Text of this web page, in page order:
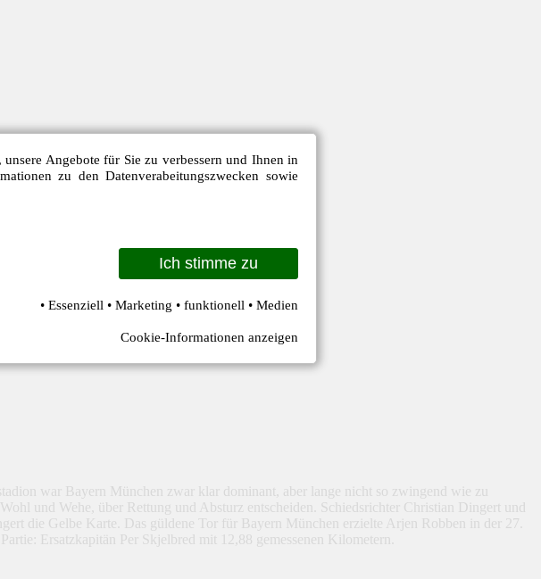
war Bayern München zwar klar dominant, aber lange nicht so zwingend wie zu
und Wehe, über Rettung und Absturz entscheiden. Schiedsrichter Christian Dingert und
die Gelbe Karte. Das güldene Tor für Bayern München erzielte Arjen Robben in der 27.
Ersatzkapitän Per Skjelbred mit 12,88 gemessenen Kilometern.
Angebote für Sie zu verbessern und Ihnen in
zu den Datenverabeitungszwecken sowie
Ich stimme zu
• Essenziell • Marketing • funktionell • Medien
Cookie-Informationen anzeigen